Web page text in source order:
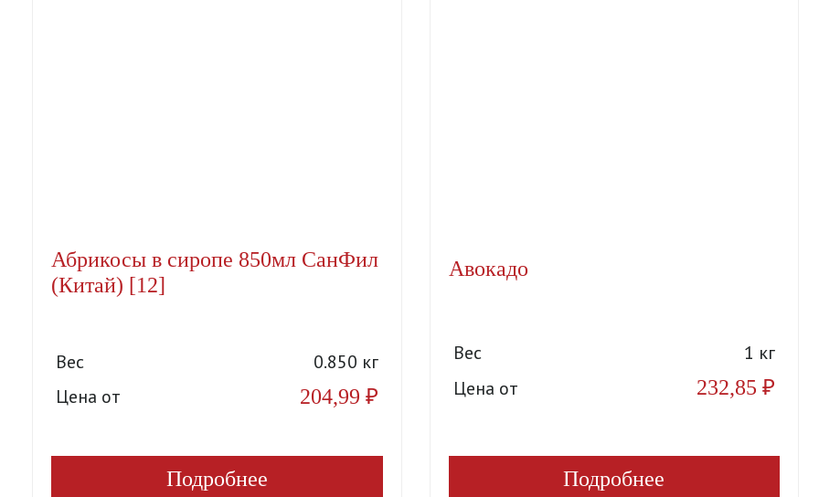
Абрикосы в сиропе 850мл СанФил
(Китай) [12]
Вес
0.850 кг
Цена от
204,99 ₽
Подробнее
Авокадо
Вес
1 кг
Цена от
232,85₽
Подробнее